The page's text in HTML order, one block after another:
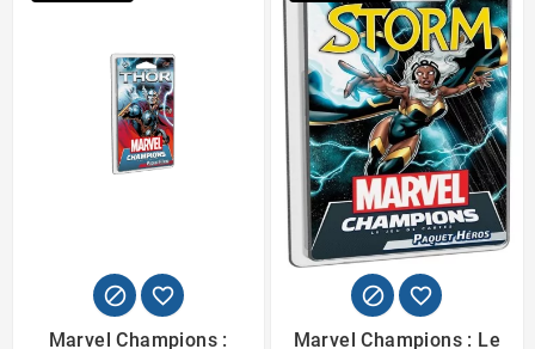
 
Marvel Champions :
 
Marvel Champions : Le